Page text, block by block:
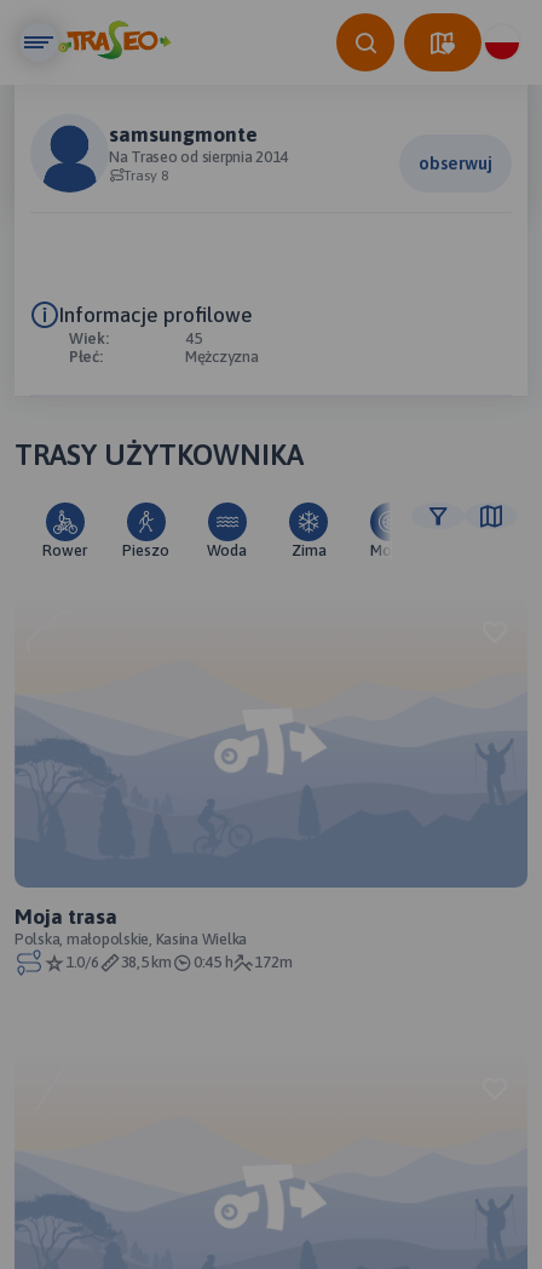
samsungmonte
Na Traseo od sierpnia 2014
Trasy 8
obserwuj
Informacje profilowe
Wiek:
45
Płeć:
Mężczyzna
TRASY UŻYTKOWNIKA
Rower Pieszo Woda Zima Moto
Moja trasa
Polska, małopolskie, Kasina Wielka
1.0/6
38,5 km 0:45 h 172m